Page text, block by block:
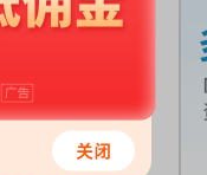
担。 举报